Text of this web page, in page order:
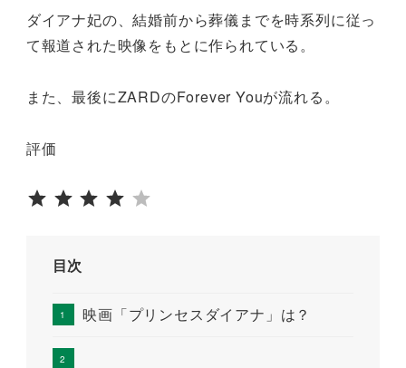
ダイアナ妃の、結婚前から葬儀までを時系列に従っ
て報道された映像をもとに作られている。
また、最後にZARDのForever Youが流れる。
評価
目次
映画「プリンセスダイアナ」は？